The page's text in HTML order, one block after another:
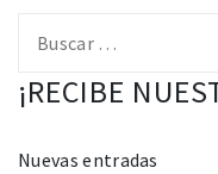
¡RECIBE
Nuevas entradas